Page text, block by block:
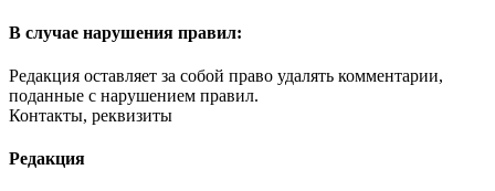
В случае нарушения правил:
Редакция оставляет за собой право удалять комментарии,
поданные с нарушением правил.
Контакты, реквизиты
Редакция